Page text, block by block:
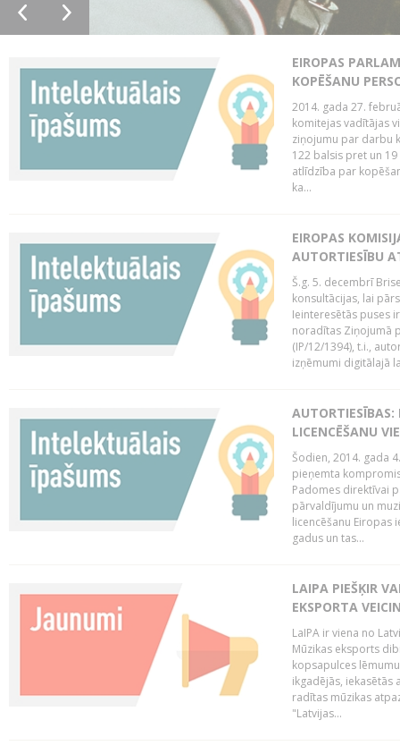
EIROPAS
KOPĒŠANU
2014. gada 27.
komitejas vadītājas
ziņojumu par darbu
122 balsis pret un
atlīdzība par
ka...
EIROPAS
AUTORTIESĪBU
Š.g. 5. decembrī
konsultācijas, lai
Ieinteresētās puses
noradītas Ziņojumā
(IP/12/1394), t.i.,
izņēmumi digitālajā
AUTORTIESĪBAS:
LICENCĒŠANU
Šodien, 2014. gada
pieņemta
Padomes direktīvai
pārvaldījumu un
licencēšanu Eiropas
gadus un tas...
LAIPA PIEŠĶIR
EKSPORTA
LaIPA ir viena no
Mūzikas eksports
kopsapulces
ikgadējās, iekasētās
radītas mūzikas
"Latvijas...